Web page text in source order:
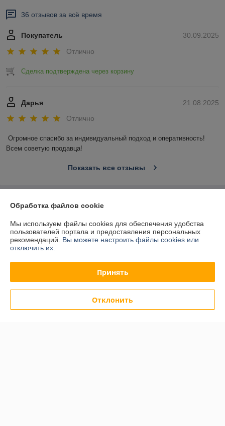
36 отзывов за всё время
30.09.2025
Покупатель
Отлично
Сделка подтверждена через корзину
21.08.2025
Дарья
Отлично
Огромное спасибо за индивидуальный подход и оперативность!
Всем советую продавца!
Показать все отзывы
О нас
Контакты
Доставка и оплата
Обработка файлов cookie
Мы используем файлы cookies для обеспечения удобства
пользователей портала и предоставления персональных
рекомендаций. Вы можете настроить файлы cookies или
отключить их.
Принять
Отклонить